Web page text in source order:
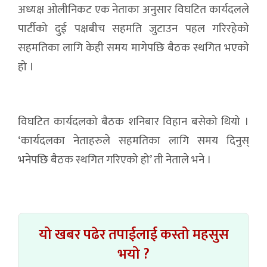
अध्यक्ष ओलीनिकट एक नेताका अनुसार विघटित कार्यदलले
पार्टीको दुई पक्षबीच सहमति जुटाउन पहल गरिरहेको
सहमतिका लागि केही समय मागेपछि बैठक स्थगित भएको
हो ।
विघटित कार्यदलको बैठक शनिबार विहान बसेको थियो ।
‘कार्यदलका नेताहरुले सहमतिका लागि समय दिनुस्
भनेपछि बैठक स्थगित गरिएको हो’ ती नेताले भने ।
यो खबर पढेर तपाईलाई कस्तो महसुस
भयो ?